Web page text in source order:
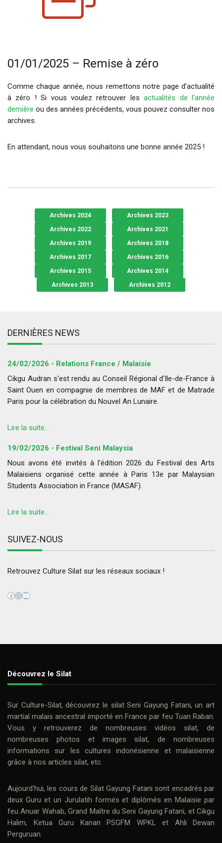
01/01/2025 – Remise à zéro
Comme chaque année, nous remettons notre page d’actualité
à zéro ! Si vous voulez retrouver lesactualités de l’année
dernière ou des années précédents, vous pouvez consulter nos
archives.
En attendant, nous vous souhaitons une bonne année 2025 !
Archives 2024
Archives 2023
Archives 2022
Archives 2021
Archives 2019
Archives 2018
Archives 2017
Archives 2016
Archives 2015
Archives 2014
Archives 2013
Archives 2012
DERNIÈRES NEWS
24/02/2026 - Relations France / Malaisie
Cikgu Audran s'est rendu au Conseil Régional d'Ile-de-France à
Saint Ouen en compagnie de membres de MAF et de Matrade
Paris pour la célébration du Nouvel An Lunaire.
Lire la suite...
19/02/2026 - Festival Seni Malaysia
Nous avons été invités à l'édition 2026 du Festival des Arts
Malaisiens organisé cette année à Paris 13e par Malaysian
Students Association in France (MASAF).
Lire la suite...
SUIVEZ-NOUS
Retrouvez Culture Silat sur les réseaux sociaux !
Facebook
Instagram
YouTube
Découvrez le Silat
Sur Culture-Silat, découvrez le silat Seni Gayung Fatani, un art
martial malais ancestral importé en France par feu Tuan Raban.
Vous y retrouverez de nombreuses vidéos silat, de
nombreuses photos et images silat, de nombreuses
informations sur les cultures indonésienne et malaisienne
grâce à nos articles silat, etc.
Aujourd'hui, les cours de Silat Gayung Fatani sont encadrés par
deux Guru et un Jurulatih formés et diplômés en Malaisie par
feuAnuar Wahab, Grand Maître du Seni Gayung Fatani, etCikgu
Halim, Ketua Guru Kanan PSGFM WPKL et Ahli Dewan
Perguruan.